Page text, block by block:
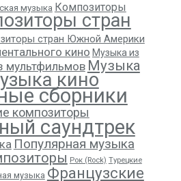
музыка Композиторы
стран
стран Южной Америки
кино Музыка из
мультфильмов Музыка
кино
сборники
композиторы
саундтрек
Популярная музыка
Рок (Rock) Турецкие
музыка Французские